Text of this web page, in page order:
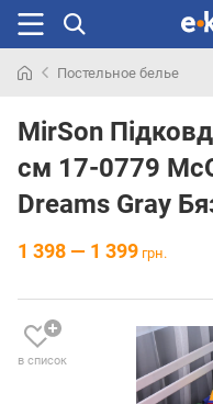
раньше
Постельное белье
MirSon
см 17-0779
Dreams Gray
1 398 — 1 399 грн.
в список